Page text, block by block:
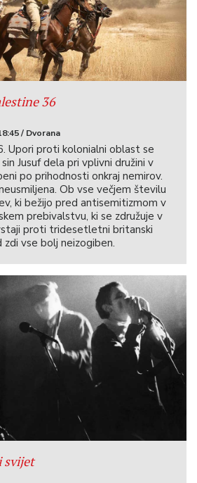
36
/ Dvorana
Upori proti kolonialni oblast se
Jusuf dela pri vplivni družini v
po prihodnosti onkraj nemirov.
Ob vse večjem številu
ki bežijo pred antisemitizmom v
prebivalstvu, ki se združuje v
proti tridesetletni britanski
zdi vse bolj neizogiben.
svijet